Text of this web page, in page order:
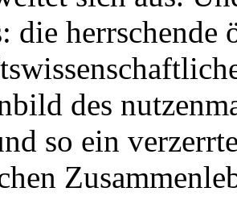
die herrschende
des
so ein